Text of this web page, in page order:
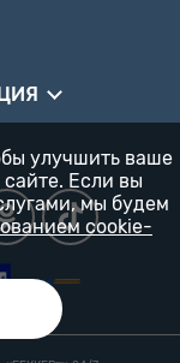
улучшить ваше
Если вы
мы будем
cookie-